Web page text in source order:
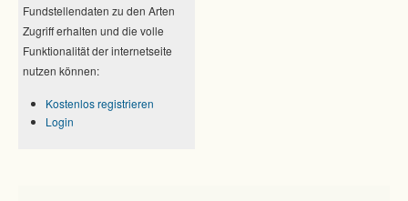
Fundstellendaten zu den Arten
Zugriff erhalten und die volle
Funktionalität der internetseite
nutzen können:
Kostenlos registrieren
Login